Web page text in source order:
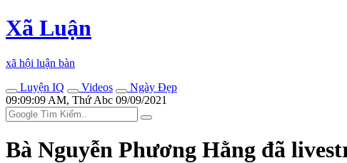
Xã Luận
xã hội luận bàn
Luyện IQ
Videos
Ngày Đẹp
09:09:09 AM, Thứ Abc 09/09/2021
Bà Nguyễn Phương Hằng đã